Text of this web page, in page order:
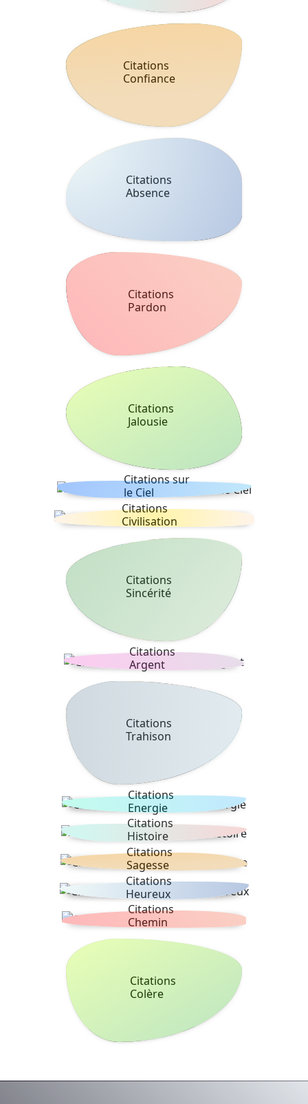
Citations
Confiance
Citations
Absence
Citations
Pardon
Citations
Jalousie
Citations sur
le Ciel
Citations
Civilisation
Citations
Sincérité
Citations
Argent
Citations
Trahison
Citations
Energie
Citations
Histoire
Citations
Sagesse
Citations
Heureux
Citations
Chemin
Citations
Colère